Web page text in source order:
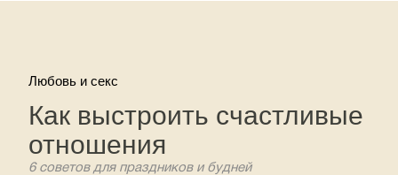
Любовь и секс
Как выстроить счастливые
отношения
6 советов для праздников и будней